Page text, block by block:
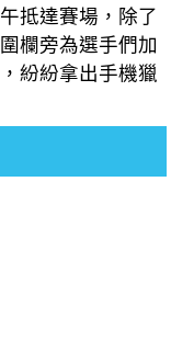
抵達賽場，除了
欄旁為選手們加
紛紛拿出手機獵